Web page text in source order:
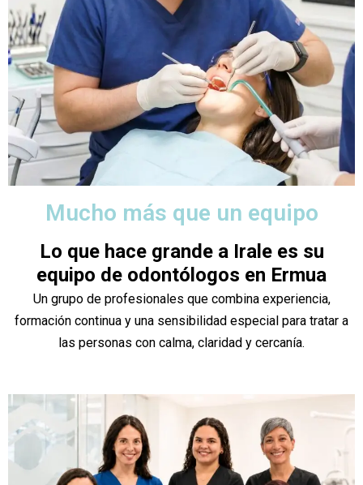
Mucho más que un equipo
Lo que hace grande a Irale es su
equipo de odontólogos en Ermua
Un grupo de profesionales que combina experiencia,
formación continua y una sensibilidad especial para tratar a
las personas con calma, claridad y cercanía.